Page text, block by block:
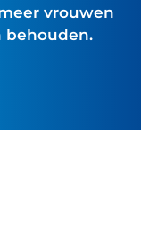
vrouwen
behouden.